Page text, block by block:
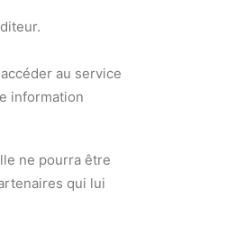
au service
information
ne pourra être
qui lui